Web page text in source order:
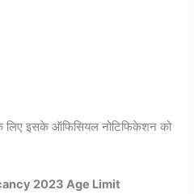
इसके ऑफिसियल नोटिफिकेशन को
2023 Age Limit